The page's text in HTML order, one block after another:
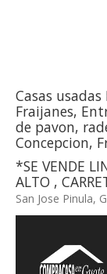
Casas usadas
Fraijanes,
de pavon,
Concepcion,
*SE VENDE
ALTO ,
San Jose Pinula,